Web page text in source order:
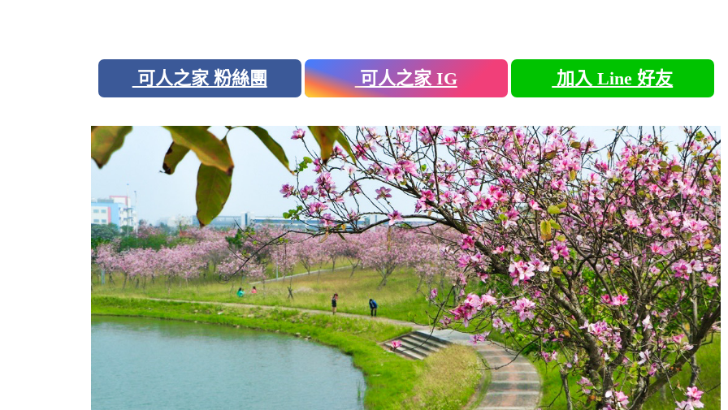
可人之家 粉絲團 可人之家 IG 加入 Line 好友